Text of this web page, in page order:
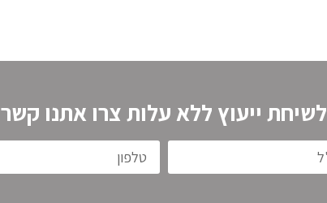
לשיחת ייעוץ ללא עלות צרו אתנו קשר